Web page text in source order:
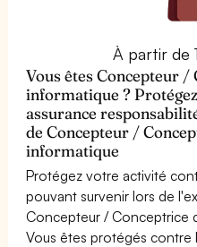
À partir de
Vous êtes Concepteur
informatique ?
assurance
de Concepteur /
informatique
Protégez votre activité
pouvant survenir lors de
Concepteur / Conceptrice
Vous êtes protégés contre